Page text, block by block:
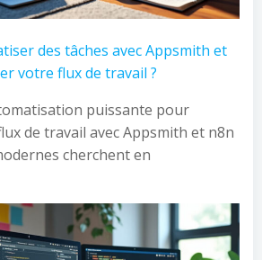
des tâches avec Appsmith et
votre flux de travail ?
puissante pour
de travail avec Appsmith et n8n
cherchent en